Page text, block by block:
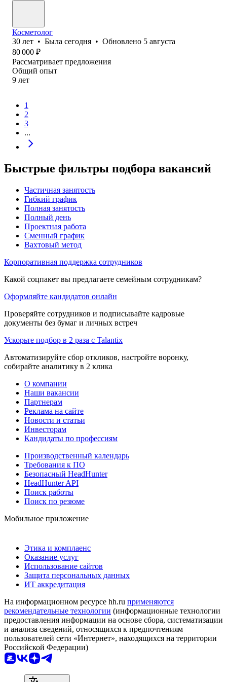
Косметолог
30 лет • Была сегодня • Обновлено 5 августа
80 000 ₽
Рассматривает предложения
Общий опыт
9 лет
1
2
3
...
Быстрые фильтры подбора вакансий
Частичная занятость
Гибкий график
Полная занятость
Полный день
Проектная работа
Сменный график
Вахтовый метод
Корпоративная поддержка сотрудников
Какой соцпакет вы предлагаете семейным сотрудникам?
Оформляйте кандидатов онлайн
Проверяйте сотрудников и подписывайте кадровые
документы без бумаг и личных встреч
Ускорьте подбор в 2 раза с Talantix
Автоматизируйте сбор откликов, настройте воронку,
собирайте аналитику в 2 клика
О компании
Наши вакансии
Партнерам
Реклама на сайте
Новости и статьи
Инвесторам
Кандидаты по профессиям
Производственный календарь
Требования к ПО
Безопасный HeadHunter
HeadHunter API
Поиск работы
Поиск по резюме
Мобильное приложение
Этика и комплаенс
Оказание услуг
Использование сайтов
Защита персональных данных
ИТ аккредитация
На информационном ресурсе hh.ru применяются
рекомендательные технологии (информационные технологии
предоставления информации на основе сбора, систематизации
и анализа сведений, относящихся к предпочтениям
пользователей сети «Интернет», находящихся на территории
Российской Федерации)